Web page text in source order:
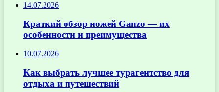
14.07.2026
Краткий обзор ножей Ganzo — их
особенности и преимущества
10.07.2026
Как выбрать лучшее турагентство для
отдыха и путешествий